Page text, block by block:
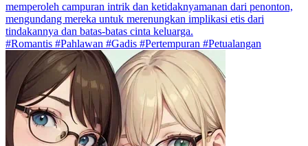
memperoleh campuran intrik dan ketidaknyamanan dari penonton,
mengundang mereka untuk merenungkan implikasi etis dari
tindakannya dan batas-batas cinta keluarga.
#Romantis #Pahlawan #Gadis #Pertempuran #Petualangan